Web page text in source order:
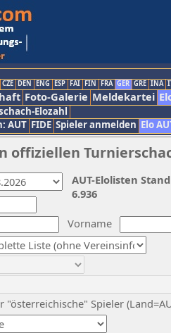
CZE DEN ENG ESP FAI FIN FRA GER GRE INA
Foto-Galerie Meldekartei
Elozahl
AUT FIDE Spieler anmelden Elo
offiziellen
Vorname
"österreichische" Spieler
AUT-Elolisten
6.936